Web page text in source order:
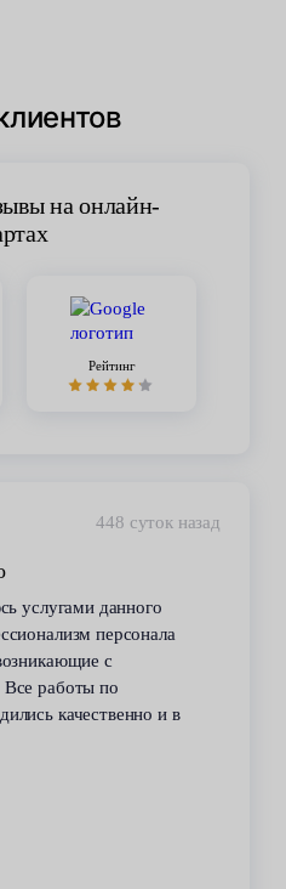
на онлайн-
Рейтинг
448 суток назад
услугами данного
персонала
с
работы по
качественно и в